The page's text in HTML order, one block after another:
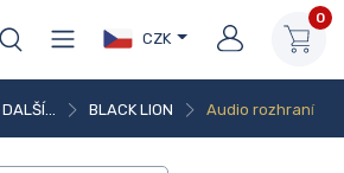
CZK
0
DALŠÍ... BLACK LION Audio rozhraní